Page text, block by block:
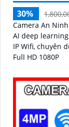
30%
Camera An
AI deep learning,
IP Wifi, chuyên
Full HD 1080P